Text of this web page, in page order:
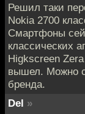
Решил таки
Nokia 2700
Смартфоны
классических
Higkscreen
вышел. Можно
бренда.
Del »